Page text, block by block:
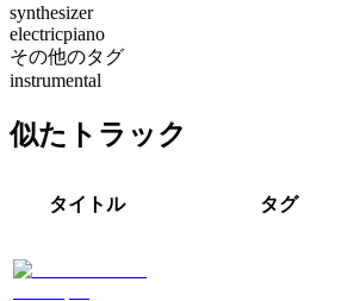
synthesizer
electricpiano
その他のタグ
instrumental
似たトラック
タイトル タグ